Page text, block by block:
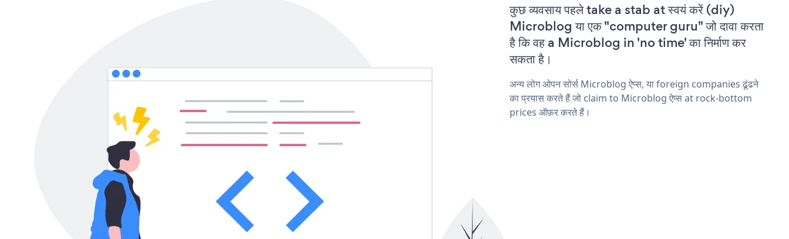
कुछ व्यवसाय पहले take a stab at स्वयं करें (diy)
Microblog या एक "computer guru" जो दावा करता
है कि वह a Microblog in 'no time' का निर्माण कर
सकता है।
अन्य लोग ओपन सोर्स Microblog ऐप्स, या foreign companies ढूंढने
का प्रयास करते हैं जो claim to Microblog ऐप्स at rock-bottom
prices ऑफ़र करते हैं।